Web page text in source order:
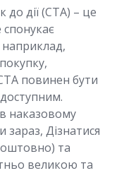
до дії (CTA) – це
наприклад,
повинен бути
наказовому
зараз, Дізнатися
та
великою та